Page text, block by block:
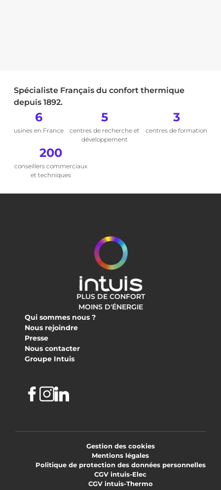
Spécialiste Français du confort thermique
depuis 1892.
6
usines en France
5
centres de recherche et
développement
3
centres de formation
200
conseillers commerciaux
et techniques
PLUS DE CONFORT
MOINS D'ÉNERGIE
Qui sommes nous ?
Nous rejoindre
Presse
Nous contacter
Groupe Intuis
Facebook
Instagram
Linkedin
Gestion des cookies
Mentions légales
Politique de protection des données personnelles
CGV intuis-Elec
CGV intuis-Thermo